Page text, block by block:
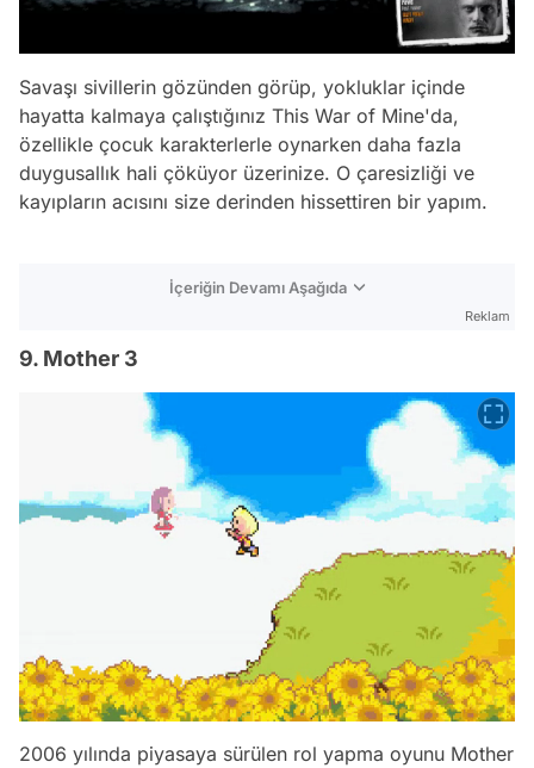
Savaşı sivillerin gözünden görüp, yokluklar içinde
hayatta kalmaya çalıştığınız This War of Mine'da,
özellikle çocuk karakterlerle oynarken daha fazla
duygusallık hali çöküyor üzerinize. O çaresizliği ve
kayıpların acısını size derinden hissettiren bir yapım.
İçeriğin Devamı Aşağıda
Reklam
9. Mother 3
2006 yılında piyasaya sürülen rol yapma oyunu Mother